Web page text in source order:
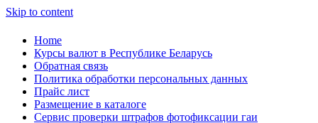
Skip to content
Home
Курсы валют в Республике Беларусь
Обратная связь
Политика обработки персональных данных
Прайс лист
Размещение в каталоге
Сервис проверки штрафов фотофиксации гаи